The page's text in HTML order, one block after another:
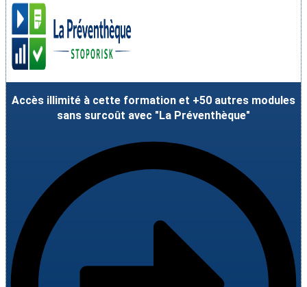
Accès illimité à cette formation et +50 autres modules
sans surcoût avec "La Préventhèque"